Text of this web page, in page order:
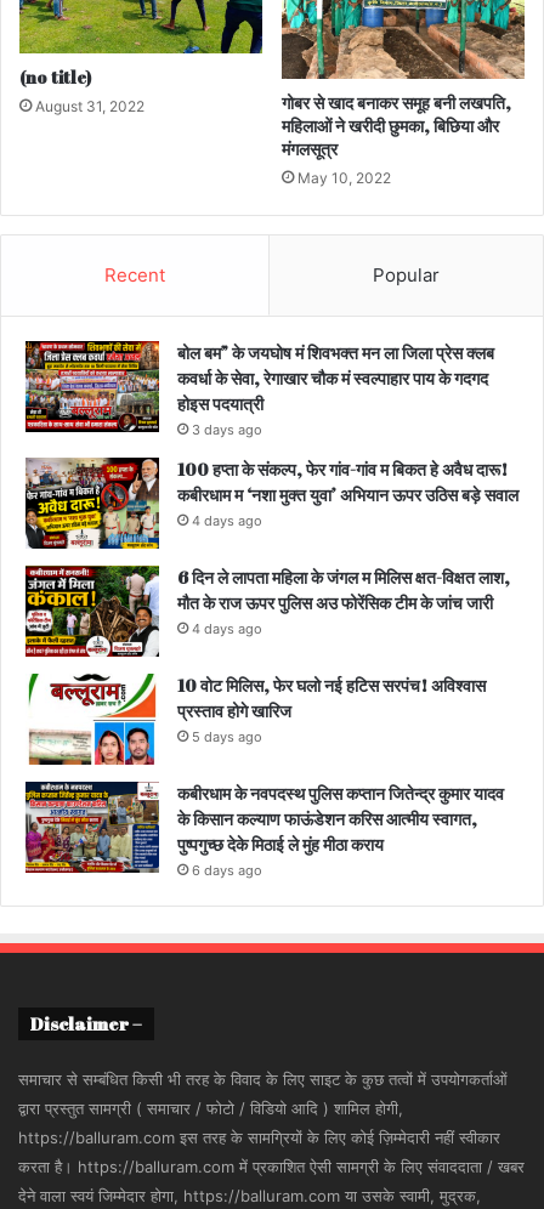
(no title)
August 31, 2022
गोबर से खाद बनाकर समूह बनी लखपति,
महिलाओं ने खरीदी छुमका, बिछिया और
मंगलसूत्र
May 10, 2022
Recent Popular
बोल बम” के जयघोष मं शिवभक्त मन ला जिला प्रेस क्लब
कवर्धा के सेवा, रेगाखार चौक मं स्वल्पाहार पाय के गदगद
होइस पदयात्री
3 days ago
100 हप्ता के संकल्प, फेर गांव-गांव म बिकत हे अवैध दारू!
कबीरधाम म ‘नशा मुक्त युवा’ अभियान ऊपर उठिस बड़े सवाल
4 days ago
6 दिन ले लापता महिला के जंगल म मिलिस क्षत-विक्षत लाश,
मौत के राज ऊपर पुलिस अउ फोरेंसिक टीम के जांच जारी
4 days ago
10 वोट मिलिस, फेर घलो नई हटिस सरपंच! अविश्वास
प्रस्ताव होगे खारिज
5 days ago
कबीरधाम के नवपदस्थ पुलिस कप्तान जितेन्द्र कुमार यादव
के किसान कल्याण फाऊंडेशन करिस आत्मीय स्वागत,
पुष्पगुच्छ देके मिठाई ले मुंह मीठा कराय
6 days ago
Disclaimer –
समाचार से सम्बंधित किसी भी तरह के विवाद के लिए साइट के कुछ तत्वों में उपयोगकर्ताओं
द्वारा प्रस्तुत सामग्री ( समाचार / फोटो / विडियो आदि ) शामिल होगी,
https://balluram.com इस तरह के सामग्रियों के लिए कोई ज़िम्मेदारी नहीं स्वीकार
करता है। https://balluram.com में प्रकाशित ऐसी सामग्री के लिए संवाददाता / खबर
देने वाला स्वयं जिम्मेदार होगा, https://balluram.com या उसके स्वामी, मुद्रक,